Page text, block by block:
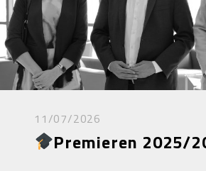
11/07/2026
Premieren 2025/